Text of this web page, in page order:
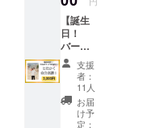
築150年の古
民家『チ
ダッケ』で
コーヒー焙
煎所をはじ
めます。
コーヒー好
【誕生
日！
バース
デード
ネー
ショ
ン】 ク
ラファ
ン最終
支援
者：
11人
お届
け予
定：